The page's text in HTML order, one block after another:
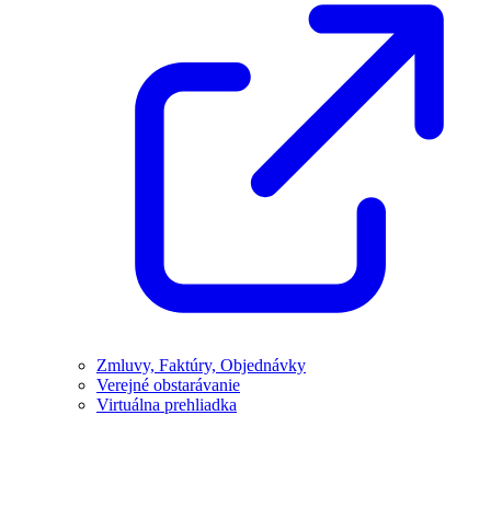
Zmluvy, Faktúry, Objednávky
Verejné obstarávanie
Virtuálna prehliadka